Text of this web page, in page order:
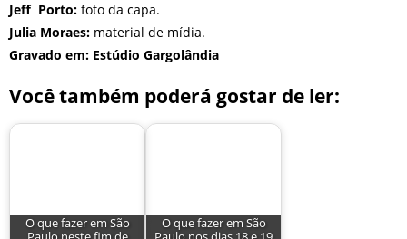
Jeff Porto: foto da capa.
Julia Moraes: material de mídia.
Gravado em: Estúdio Gargolândia
Você também poderá gostar de ler:
O que fazer em São
O que fazer em São